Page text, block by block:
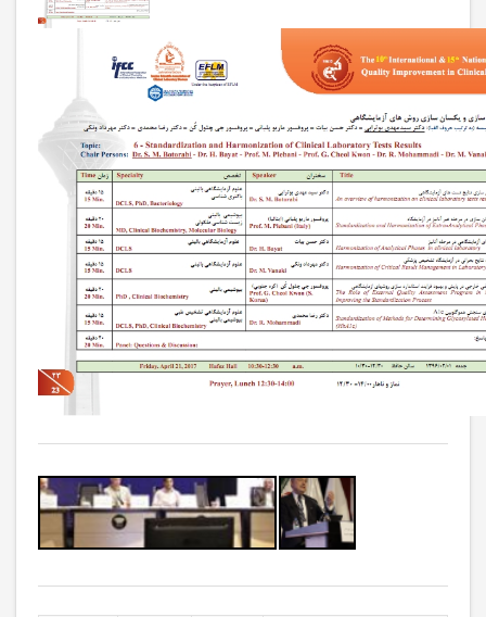
استانداردسازی و یکسان سازی روش های آزمایشگاهی
سازی روش های آزمایشگاهی